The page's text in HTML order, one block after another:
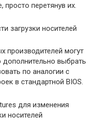
перетянув их.
загрузки носителей
производителей могут
дополнительно выбрать
по аналогии с
в стандартной BIOS.
для изменения
носителей